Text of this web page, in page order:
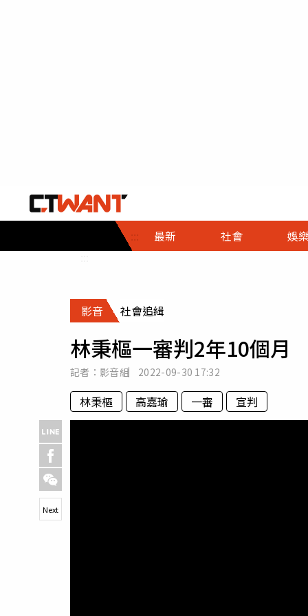
::: 最新 社會
社會首頁
時事
調查
娛樂
娛樂首頁
即時
財經首頁
熱線
專欄
政
影音 社會追緝
林秉樞一審判2年10個
記者：影音組 2022-09-30 17:32
林秉樞 高嘉瑜 一審 宣判
Next